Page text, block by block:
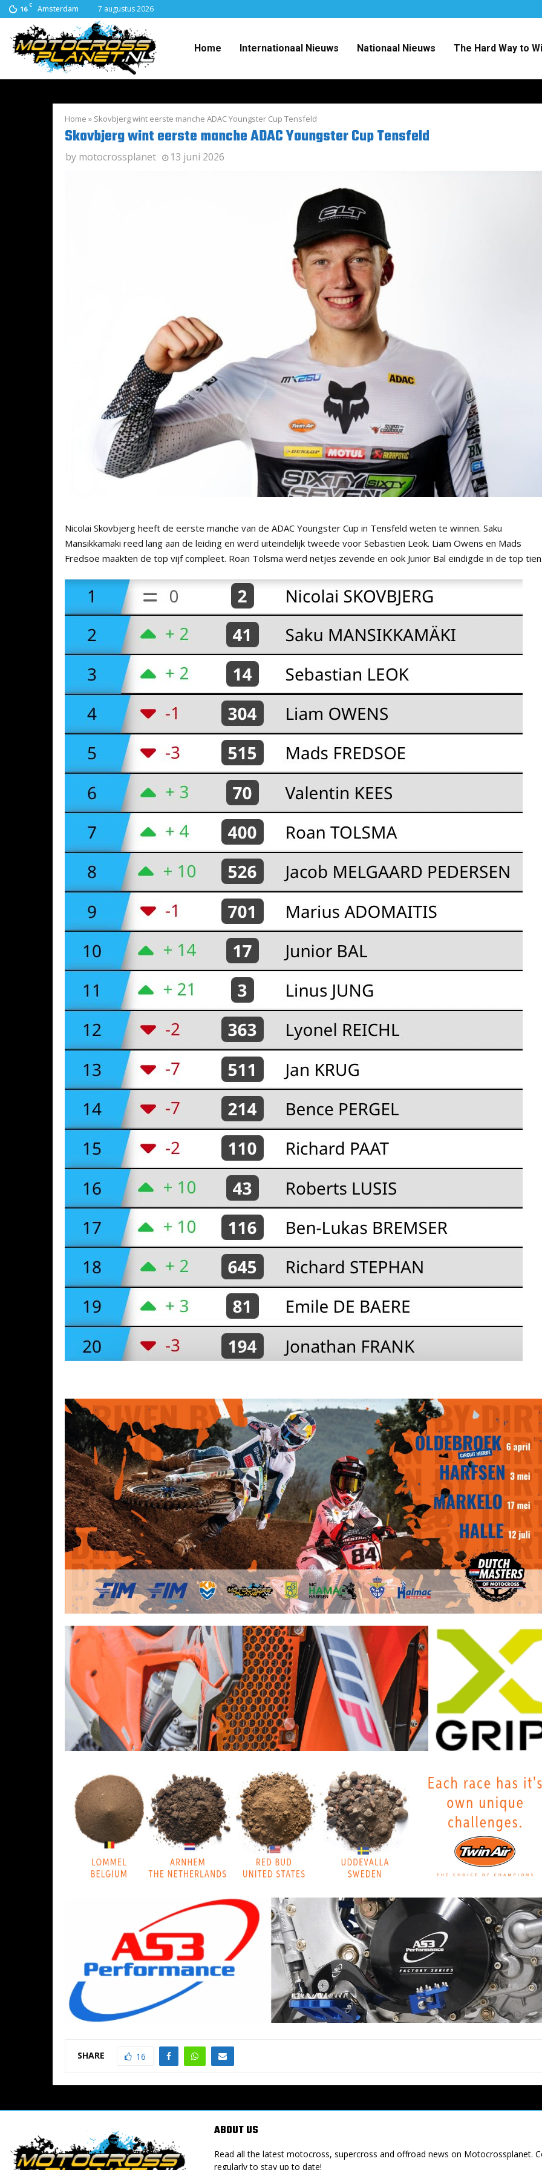
16 C Amsterdam 7 augustus 2026
Home Internationaal Nieuws Nationaal Nieuws The Hard Way to
Home » Skovbjerg wint eerste manche ADAC Youngster Cup Tensfeld
Skovbjerg wint eerste manche ADAC Youngster Cup Tensfeld
by motocrossplanet 13 juni 2026
Nicolai Skovbjerg heeft de eerste manche van de ADAC Youngster Cup in Tensfeld weten te winnen. Saku
Mansikkamaki reed lang aan de leiding en werd uiteindelijk tweede voor Sebastien Leok. Liam Owens en Mads
Fredsoe maakten de top vijf compleet. Roan Tolsma werd netjes zevende en ook Junior Bal eindigde in de top
SHARE 16
ABOUT US
Read all the latest motocross, supercross and offroad news on Motocrossplanet.
regularly to stay up to date!